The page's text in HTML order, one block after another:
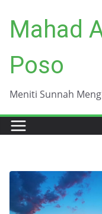
content
Mahad
Poso
Meniti Sunnah